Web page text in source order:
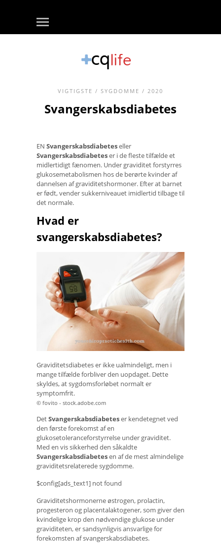
VIGTIGSTE / SYGDOMME / 2020
Svangerskabsdiabetes
EN Svangerskabsdiabeteseller
Svangerskabsdiabeteser i de fleste tilfælde et
midlertidigt fænomen. Under graviditet forstyrres
glukosemetabolismen hos de berørte kvinder af
dannelsen af ​​graviditetshormoner. Efter at barnet
er født, vender sukkerniveauet imidlertid tilbage til
det normale.
Hvad er
svangerskabsdiabetes?
Graviditetsdiabetes er ikke ualmindeligt, men i
mange tilfælde forbliver den uopdaget. Dette
skyldes, at sygdomsforløbet normalt er
symptomfrit.
© fovito - stock.adobe.com
DetSvangerskabsdiabeteser kendetegnet ved
den første forekomst af en
glukosetoleranceforstyrrelse under graviditet.
Med en vis sikkerhed den såkaldte
Svangerskabsdiabetesen af ​​de mest almindelige
graviditetsrelaterede sygdomme.
$config[ads_text1] not found
Graviditetshormonerne østrogen, prolactin,
progesteron og placentalaktogener, som giver den
kvindelige krop den nødvendige glukose under
graviditeten, er sandsynligvis ansvarlige for
forekomsten af ​​svangerskabsdiabetes.